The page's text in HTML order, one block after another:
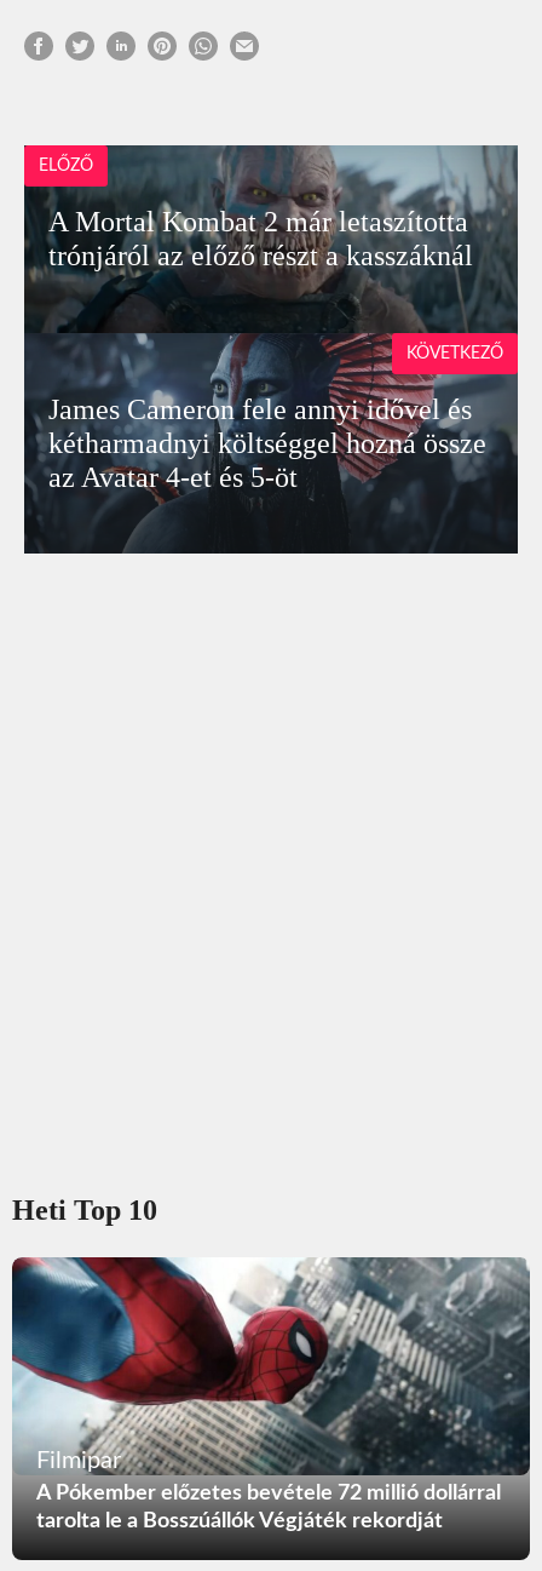
ELŐZŐ
A Mortal Kombat 2 már letaszította
trónjáról az előző részt a kasszáknál
James Cameron fele annyi idővel és
kétharmadnyi költséggel hozná össze
az Avatar 4-et és 5-öt
KÖVETKEZŐ
Heti Top 10
Filmipar
A Pókember előzetes bevétele 72 millió dollárral
tarolta le a Bosszúállók Végjáték rekordját